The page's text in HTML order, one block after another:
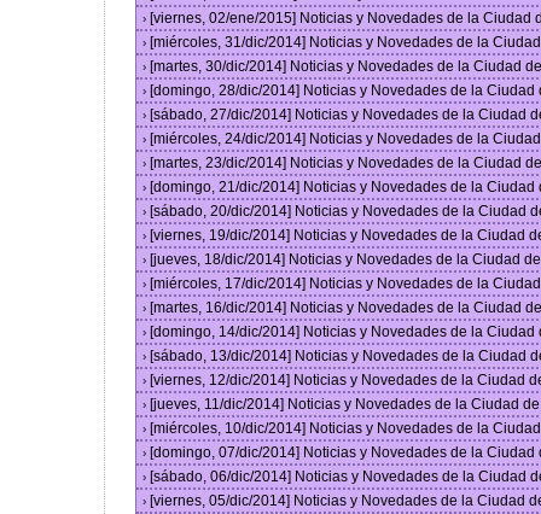
› [viernes, 02/ene/2015] Noticias y Novedades de la Ciudad
› [miércoles, 31/dic/2014] Noticias y Novedades de la
› [martes, 30/dic/2014] Noticias y Novedades de la Ciudad
› [domingo, 28/dic/2014] Noticias y Novedades de la
› [sábado, 27/dic/2014] Noticias y Novedades de la Ciudad
› [miércoles, 24/dic/2014] Noticias y Novedades de la
› [martes, 23/dic/2014] Noticias y Novedades de la Ciudad
› [domingo, 21/dic/2014] Noticias y Novedades de la
› [sábado, 20/dic/2014] Noticias y Novedades de la Ciudad
› [viernes, 19/dic/2014] Noticias y Novedades de la Ciudad
› [jueves, 18/dic/2014] Noticias y Novedades de la Ciudad
› [miércoles, 17/dic/2014] Noticias y Novedades de la
› [martes, 16/dic/2014] Noticias y Novedades de la Ciudad
› [domingo, 14/dic/2014] Noticias y Novedades de la
› [sábado, 13/dic/2014] Noticias y Novedades de la Ciudad
› [viernes, 12/dic/2014] Noticias y Novedades de la Ciudad
› [jueves, 11/dic/2014] Noticias y Novedades de la Ciudad
› [miércoles, 10/dic/2014] Noticias y Novedades de la
› [domingo, 07/dic/2014] Noticias y Novedades de la
› [sábado, 06/dic/2014] Noticias y Novedades de la Ciudad
› [viernes, 05/dic/2014] Noticias y Novedades de la Ciudad